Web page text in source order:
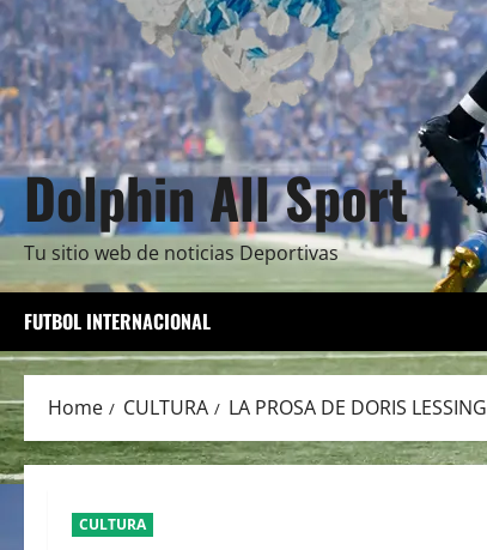
Dolphin All Sport
Tu sitio web de noticias Deportivas
FUTBOL INTERNACIONAL
Home CULTURA LA PROSA DE DORIS LESSING
CULTURA